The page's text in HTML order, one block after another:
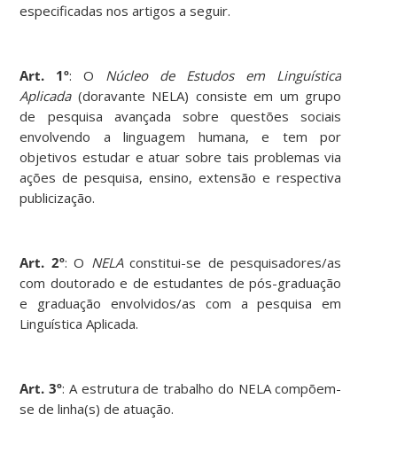
especificadas nos artigos a seguir.
Art. 1º: O Núcleo de Estudos em Linguística
Aplicada(doravante NELA) consiste em um grupo
de pesquisa avançada sobre questões sociais
envolvendo a linguagem humana, e tem por
objetivos estudar e atuar sobre tais problemas via
ações de pesquisa, ensino, extensão e respectiva
publicização.
Art. 2º: O NELAconstitui-se de pesquisadores/as
com doutorado e de estudantes de pós-graduação
e graduação envolvidos/as com a pesquisa em
Linguística Aplicada.
Art. 3º: A estrutura de trabalho do NELA compõem-
se de linha(s) de atuação.